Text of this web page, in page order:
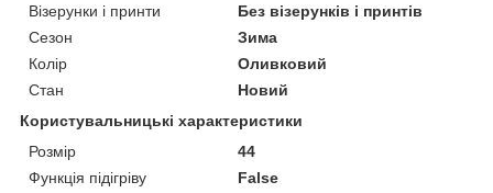
Візерунки і принти
Без візерунків і принтів
Сезон
Зима
Колір
Оливковий
Стан
Новий
Користувальницькі характеристики
Розмір
44
Функція підігріву
False